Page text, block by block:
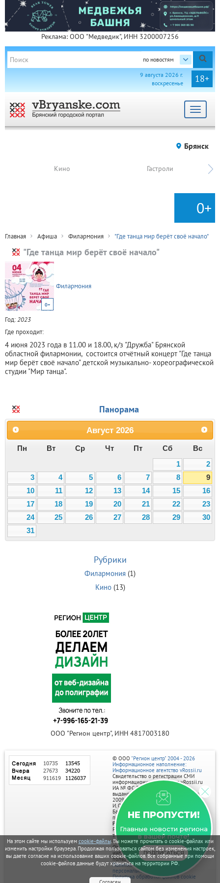
На этом сайте мы используем cookie-файлы. Вы можете прочитать о cookie-файлах или
изменить настройки браузера. Продолжая пользоваться сайтом без изменения настроек,
вы даете согласие на использование ваших cookie-файлов. Все собранные при помощи
cookie-файлов данные будут храниться на территории РФ.
Реклама: ООО "Медведик", ИНН 3200007256
по новостям
18+
9 августа 2026 г.
воскресенье
Toggle
Брянск
Кино Гастроли
0+
Главная Афиша Филармония "Где танца мир берёт своё начало"
"Где танца мир берёт своё начало"
0+
Филармония
Год:2023
Где проходит:
4 июня 2023 года в 11.00 и 18.00, к/з "Дружба" Брянской
областной филармонии, состоится отчётный концерт "Где танца
мир берёт своё начало" детской музыкально- хореографической
студии "Мир танца".
Панорама
Август 2026
Пн Вт Ср Чт Пт Сб
Вс
1
2
3
4 5 6 7 8
9
10
11 12 13 14 15
16
17
18 19 20 21 22
23
24
25 26 27 28 29
30
31
Рубрики
Филармония (1)
Кино(13)
ООО "Регион центр", ИНН 4817003180
НЕ ПРОПУСТИ!
Главные новости региона
в вашей почте!
ПОДПИСАТЬСЯ
© ООО "Регион центр" 2004 - 2026
Информационное наполнение:
Информационное агентство vRossii.ru
Свидетельство о регистрации СМИ
информационного агентства vRossii.ru
ИА № ФС 77‑35502
выдано РОСКОМНАДЗОРом 04 марта
2009г.
И. О. Главного редактора Нарыков А. Н.
Баннеры на портале размещаются на
правах рекламы.
Реклама на портале:
Рекламное агентство "Умный маркетинг"
тел. 7-910-267-70-40,
email: umnyy.marketing@yandex.ru
Отдельные публикации могут содержать
информацию, не предназначенную для
пользователей до 18 лет.
Политика в отношении обработки
персональных данных
Политика обработки файлов cookie